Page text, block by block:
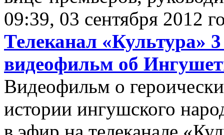
09:39, 03 сентября 2012
Телеканал «Культура»
видеофильм об
Видеофильм о
истории ингушского